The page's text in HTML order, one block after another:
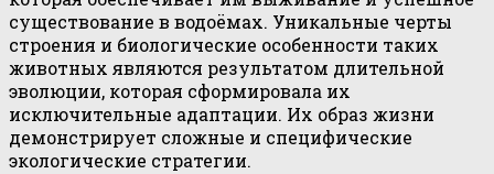
существование в водоёмах. Уникальные черты
строения и биологические особенности таких
животных являются результатом длительной
эволюции, которая сформировала их
исключительные адаптации. Их образ жизни
демонстрирует сложные и специфические
экологические стратегии.